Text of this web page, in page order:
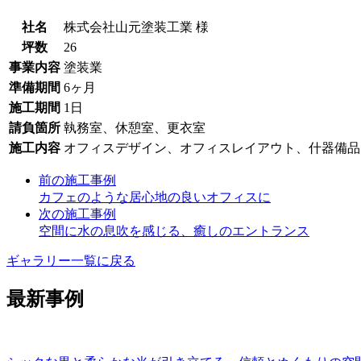
社名
株式会社山元塗装工業 様
坪数
26
事業内容 塗装業
準備期間 6ヶ月
施工期間 1日
請負箇所 執務室、休憩室、更衣室
施工内容 オフィスデザイン、オフィスレイアウト、什器備
前の施工事例
カフェのような居心地の良いオフィスに
次の施工事例
空間に水の息吹を感じる、癒しのエントランス
ギャラリー一覧に戻る
最新事例